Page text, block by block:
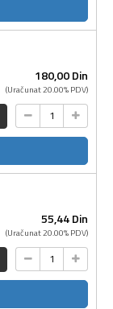
180,00Din
(Uračunat 20.00% PDV)
55,44Din
(Uračunat 20.00% PDV)